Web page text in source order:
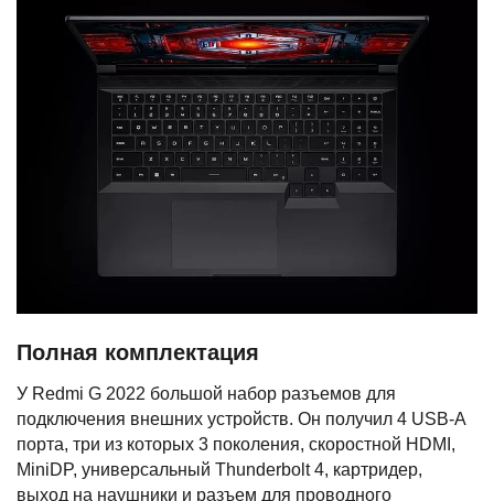
Полная комплектация
У Redmi G 2022 большой набор разъемов для
подключения внешних устройств. Он получил 4 USB-A
порта, три из которых 3 поколения, скоростной HDMI,
MiniDP, универсальный Thunderbolt 4, картридер,
выход на наушники и разъем для проводного